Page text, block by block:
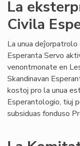
La
Civila
La unua deĵorpatrolo
Esperanta Servo
venontmonate en
Skandinavan
kostoj pro la unua
Esperantologio, tiuj
subsiduas fonduso